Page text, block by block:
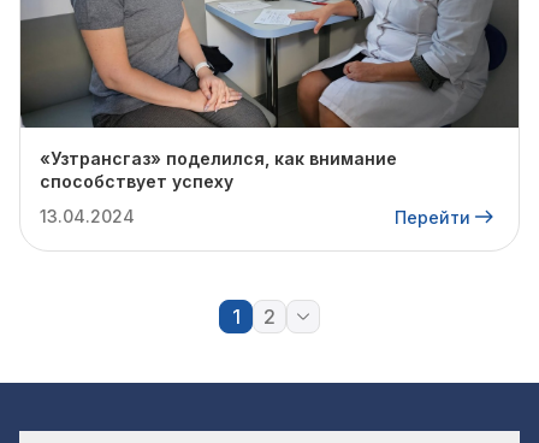
«Узтрансгаз» поделился, как внимание
способствует успеху
13.04.2024
Перейти
1 2